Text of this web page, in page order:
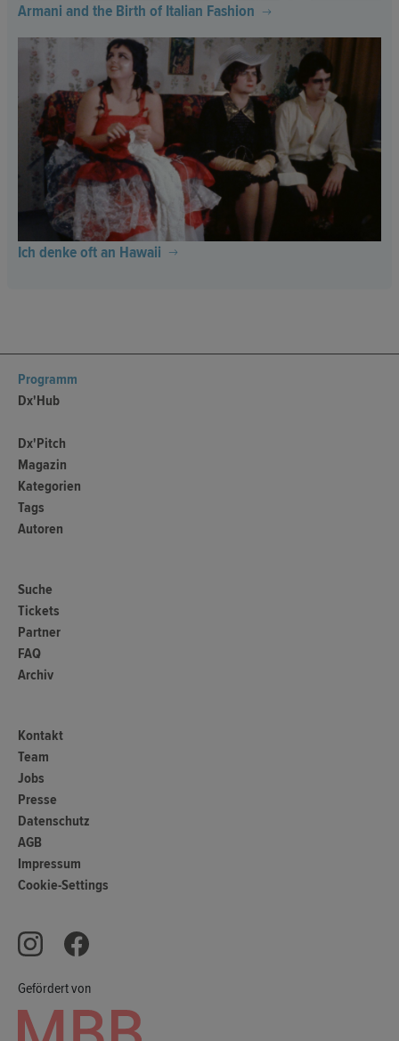
Armani and the Birth of Italian Fashion
Ich denke oft an Hawaii
Gefördert von
Programm
Dx'Hub
Dx'Pitch
Magazin
Kategorien
Tags
Autoren
Suche
Tickets
Partner
FAQ
Archiv
Kontakt
Team
Jobs
Presse
Datenschutz
AGB
Impressum
Cookie-Settings